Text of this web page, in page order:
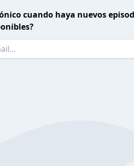
cuando haya nuevos